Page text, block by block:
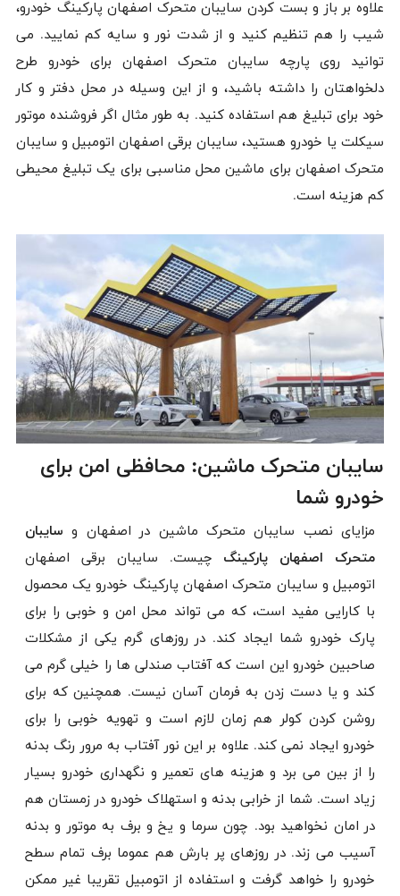
علاوه بر باز و بست کردن سایبان متحرک اصفهان پارکینگ خودرو،
شیب را هم تنظیم کنید و از شدت نور و سایه کم نمایید. می
توانید روی پارچه سایبان متحرک اصفهان برای خودرو طرح
دلخواهتان را داشته باشید، و از این وسیله در محل دفتر و کار
خود برای تبلیغ هم استفاده کنید. به طور مثال اگر فروشنده موتور
سیکلت یا خودرو هستید، سایبان برقی اصفهان اتومبیل و سایبان
متحرک اصفهان برای ماشین محل مناسبی برای یک تبلیغ محیطی
کم هزینه است.
سایبان متحرک ماشین: محافظی امن برای
خودرو شما
مزایای نصب سایبان متحرک ماشین در اصفهان و سایبان
متحرک اصفهان پارکینگ چیست. سایبان برقی اصفهان
اتومبیل و سایبان متحرک اصفهان پارکینگ خودرو یک محصول
با کارایی مفید است، که می تواند محل امن و خوبی را برای
پارک خودرو شما ایجاد کند. در روزهای گرم یکی از مشکلات
صاحبین خودرو این است که آفتاب صندلی ها را خیلی گرم می
کند و یا دست زدن به فرمان آسان نیست. همچنین که برای
روشن کردن کولر هم زمان لازم است و تهویه خوبی را برای
خودرو ایجاد نمی کند. علاوه بر این نور آفتاب به مرور رنگ بدنه
را از بین می برد و هزینه های تعمیر و نگهداری خودرو بسیار
زیاد است. شما از خرابی بدنه و استهلاک خودرو در زمستان هم
در امان نخواهید بود. چون سرما و یخ و برف به موتور و بدنه
آسیب می زند. در روزهای پر بارش هم عموما برف تمام سطح
خودرو را خواهد گرفت و استفاده از اتومبیل تقریبا غیر ممکن